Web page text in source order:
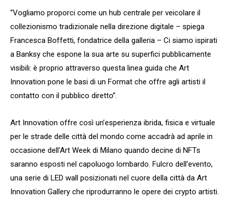
“Vogliamo proporci come un hub centrale per veicolare il
collezionismo tradizionale nella direzione digitale – spiega
Francesca Boffetti, fondatrice della galleria – Ci siamo ispirati
a Banksy che espone la sua arte su superfici pubblicamente
visibili: è proprio attraverso questa linea guida che Art
Innovation pone le basi di un Format che offre agli artisti il
contatto con il pubblico diretto”.
Art Innovation offre così un’esperienza ibrida, fisica e virtuale
per le strade delle città del mondo come accadrà ad aprile in
occasione dell’Art Week di Milano quando decine di NFTs
saranno esposti nel capoluogo lombardo. Fulcro dell’evento,
una serie di LED wall posizionati nel cuore della città da Art
Innovation Gallery che riprodurranno le opere dei crypto artisti.